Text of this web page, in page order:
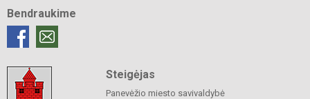
Bendraukime
Steigėjas
Panevėžio miesto savivaldybė